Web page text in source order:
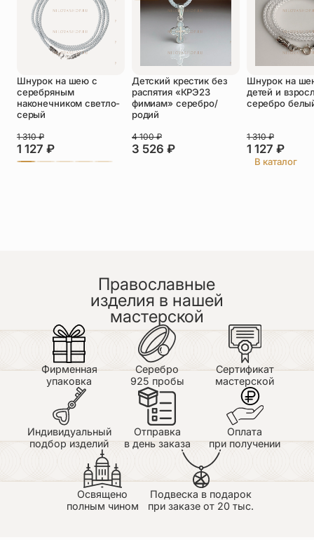
Оставить отзыв
Подтверждаю свое согласие с
политикой конфиденциальностии даю
согласие на обработку персональных
данных
Пока нет отзывов. Будьте первым!
Шнурок на шею с
серебряным
наконечником светло-
серый
1 127 ₽
1 310₽
Детский крестик без
распятия «КРЭ23
фимиам» серебро/
родий
3 526 ₽
4 100₽
Шнурок на
детей и
серебро
1 127 ₽
1 310₽
В каталог
Православные
изделия в нашей
мастерской
Фирменная
упаковка
Серебро
925 пробы
Сертификат
мастерской
Индивидуальный
подбор изделий
Отправка
в день заказа
Оплата
при получении
Освящено
полным чином
Подвеска в подарок
при заказе от 20 тыс.